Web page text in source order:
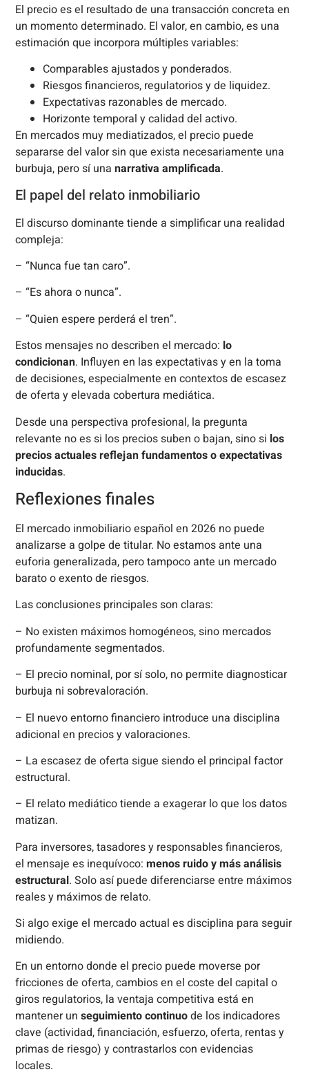
El precio es el resultado de una transacción concreta en
un momento determinado. El valor, en cambio, es una
estimación que incorpora múltiples variables:
Comparables ajustados y ponderados.
Riesgos financieros, regulatorios y de liquidez.
Expectativas razonables de mercado.
Horizonte temporal y calidad del activo.
En mercados muy mediatizados, el precio puede
separarse del valor sin que exista necesariamente una
burbuja, pero sí unanarrativa amplificada.
El papel del relato inmobiliario
El discurso dominante tiende a simplificar una realidad
compleja:
– “Nunca fue tan caro”.
– “Es ahora o nunca”.
– “Quien espere perderá el tren”.
Estos mensajes no describen el mercado: lo
condicionan. Influyen en las expectativas y en la toma
de decisiones, especialmente en contextos de escasez
de oferta y elevada cobertura mediática.
Desde una perspectiva profesional, la pregunta
relevante no es si los precios suben o bajan, sino si los
precios actuales reflejan fundamentos o expectativas
inducidas.
Reflexiones finales
El mercado inmobiliario español en 2026 no puede
analizarse a golpe de titular. No estamos ante una
euforia generalizada, pero tampoco ante un mercado
barato o exento de riesgos.
Las conclusiones principales son claras:
– No existen máximos homogéneos, sino mercados
profundamente segmentados.
– El precio nominal, por sí solo, no permite diagnosticar
burbuja ni sobrevaloración.
– El nuevo entorno financiero introduce una disciplina
adicional en precios y valoraciones.
– La escasez de oferta sigue siendo el principal factor
estructural.
– El relato mediático tiende a exagerar lo que los datos
matizan.
Para inversores, tasadores y responsables financieros,
el mensaje es inequívoco:menos ruido y más análisis
estructural. Solo así puede diferenciarse entre máximos
reales y máximos de relato.
Si algo exige el mercado actual es disciplina para seguir
midiendo.
En un entorno donde el precio puede moverse por
fricciones de oferta, cambios en el coste del capital o
giros regulatorios, la ventaja competitiva está en
mantener unseguimiento continuode los indicadores
clave (actividad, financiación, esfuerzo, oferta, rentas y
primas de riesgo) y contrastarlos con evidencias
locales.